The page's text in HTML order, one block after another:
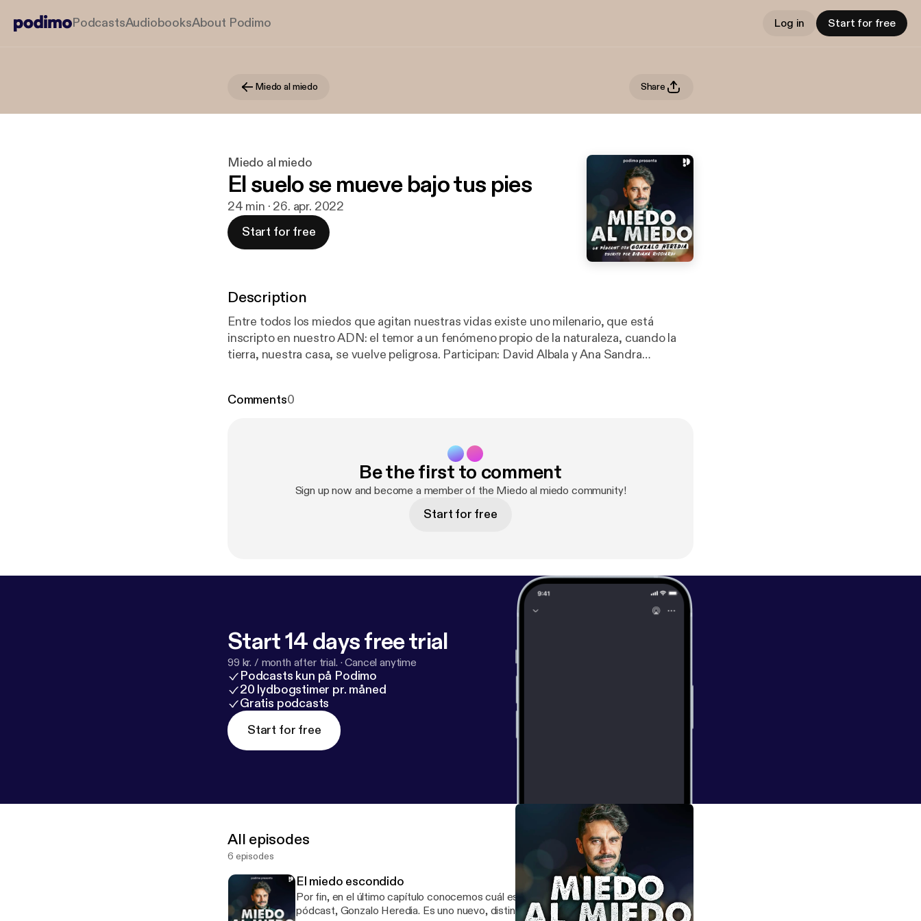
PodcastsAudiobooksAbout Podimo Log in Start for free
Miedo al miedo Share
Miedo al miedo
El suelo se mueve bajo tus pies
24 min · 26. apr. 2022
Start for free
Description
Entre todos los miedos que agitan nuestras vidas existe uno milenario, que está
inscripto en nuestro ADN: el temor a un fenómeno propio de la naturaleza, cuando la
tierra, nuestra casa, se vuelve peligrosa. Participan: David Albala y Ana Sandra
Comments0
Be the first to comment
Sign up now and become a member of the Miedo al miedo community!
Start for free
Start 14 days free trial
99 kr. / month after trial. ·Cancel anytime
Podcasts kun på Podimo
20 lydbogstimer pr. måned
Gratis podcasts
Start for free
All episodes
6 episodes
El miedo escondido
Por fin, en el último capítulo conocemos cuál es el miedo que oculta el conductor del
pódcast, Gonzalo Heredia. Es uno nuevo, distinto a todos los otros que han sido